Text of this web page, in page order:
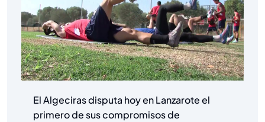
El Algeciras disputa hoy en Lanzarote el
primero de sus compromisos de